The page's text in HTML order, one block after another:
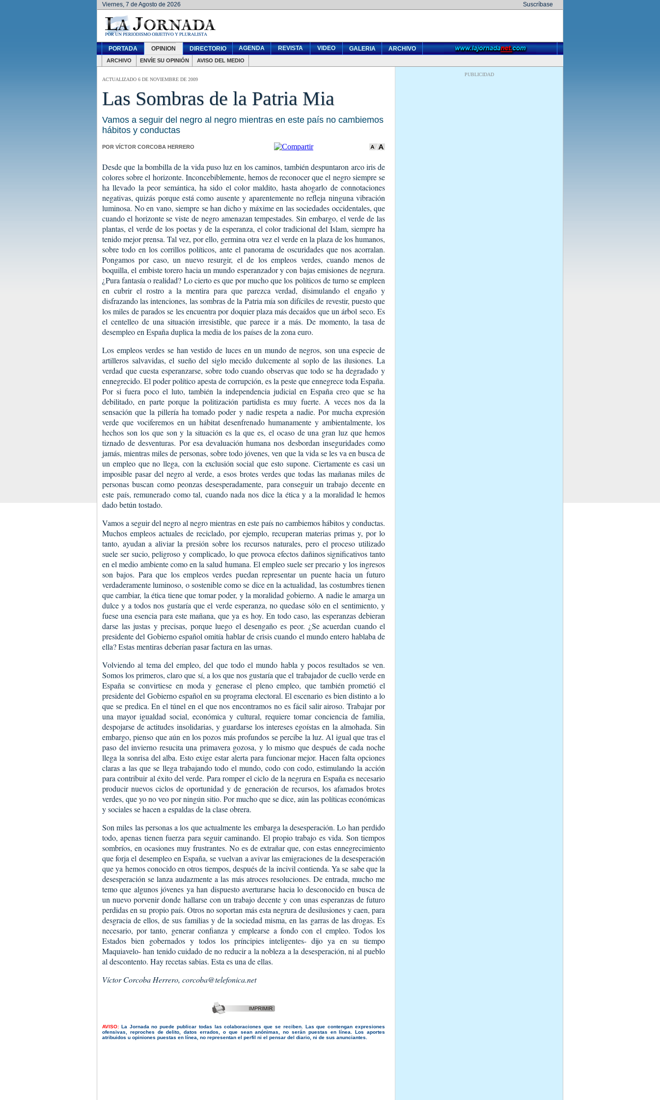
Viernes, 7 de Agosto de 2026 Suscríbase
PORTADA OPINION DIRECTORIO AGENDA REVISTA VIDEO GALERIA ARCHIVO
ARCHIVO ENVÍE SU OPINIÓN AVISO DEL MEDIO
PUBLICIDAD
ACTUALIZADO 6 DE NOVIEMBRE DE 2009
Las Sombras de la Patria Mia
Vamos a seguir del negro al negro mientras en este país no cambiemos
hábitos y conductas
POR VÍCTOR CORCOBA HERRERO
Desde que la bombilla de la vida puso luz en los caminos, también despuntaron arco iris de
colores sobre el horizonte. Inconcebiblemente, hemos de reconocer que el negro siempre se
ha llevado la peor semántica, ha sido el color maldito, hasta ahogarlo de connotaciones
negativas, quizás porque está como ausente y aparentemente no refleja ninguna vibración
luminosa. No en vano, siempre se han dicho y máxime en las sociedades occidentales, que
cuando el horizonte se viste de negro amenazan tempestades. Sin embargo, el verde de las
plantas, el verde de los poetas y de la esperanza, el color tradicional del Islam, siempre ha
tenido mejor prensa. Tal vez, por ello, germina otra vez el verde en la plaza de los humanos,
sobre todo en los corrillos políticos, ante el panorama de oscuridades que nos acorralan.
Pongamos por caso, un nuevo resurgir, el de los empleos verdes, cuando menos de
boquilla, el embiste torero hacia un mundo esperanzador y con bajas emisiones de negrura.
¿Pura fantasía o realidad? Lo cierto es que por mucho que los políticos de turno se empleen
en cubrir el rostro a la mentira para que parezca verdad, disimulando el engaño y
disfrazando las intenciones, las sombras de la Patria mía son difíciles de revestir, puesto que
los miles de parados se les encuentra por doquier plaza más decaídos que un árbol seco. Es
el centelleo de una situación irresistible, que parece ir a más. De momento, la tasa de
desempleo en España duplica la media de los países de la zona euro.
Los empleos verdes se han vestido de luces en un mundo de negros, son una especie de
artilleros salvavidas, el sueño del siglo mecido dulcemente al soplo de las ilusiones. La
verdad que cuesta esperanzarse, sobre todo cuando observas que todo se ha degradado y
ennegrecido. El poder político apesta de corrupción, es la peste que ennegrece toda España.
Por si fuera poco el luto, también la independencia judicial en España creo que se ha
debilitado, en parte porque la politización partidista es muy fuerte. A veces nos da la
sensación que la pillería ha tomado poder y nadie respeta a nadie. Por mucha expresión
verde que vociferemos en un hábitat desenfrenado humanamente y ambientalmente, los
hechos son los que son y la situación es la que es, el ocaso de una gran luz que hemos
tiznado de desventuras. Por esa devaluación humana nos desbordan inseguridades como
jamás, mientras miles de personas, sobre todo jóvenes, ven que la vida se les va en busca de
un empleo que no llega, con la exclusión social que esto supone. Ciertamente es casi un
imposible pasar del negro al verde, a esos brotes verdes que todas las mañanas miles de
personas buscan como peonzas desesperadamente, para conseguir un trabajo decente en
este país, remunerado como tal, cuando nada nos dice la ética y a la moralidad le hemos
dado betún tostado.
Vamos a seguir del negro al negro mientras en este país no cambiemos hábitos y conductas.
Muchos empleos actuales de reciclado, por ejemplo, recuperan materias primas y, por lo
tanto, ayudan a aliviar la presión sobre los recursos naturales, pero el proceso utilizado
suele ser sucio, peligroso y complicado, lo que provoca efectos dañinos significativos tanto
en el medio ambiente como en la salud humana. El empleo suele ser precario y los ingresos
son bajos. Para que los empleos verdes puedan representar un puente hacia un futuro
verdaderamente luminoso, o sostenible como se dice en la actualidad, las costumbres tienen
que cambiar, la ética tiene que tomar poder, y la moralidad gobierno. A nadie le amarga un
dulce y a todos nos gustaría que el verde esperanza, no quedase sólo en el sentimiento, y
fuese una esencia para este mañana, que ya es hoy. En todo caso, las esperanzas debieran
darse las justas y precisas, porque luego el desengaño es peor. ¿Se acuerdan cuando el
presidente del Gobierno español omitía hablar de crisis cuando el mundo entero hablaba de
ella? Estas mentiras deberían pasar factura en las urnas.
Volviendo al tema del empleo, del que todo el mundo habla y pocos resultados se ven.
Somos los primeros, claro que sí, a los que nos gustaría que el trabajador de cuello verde en
España se convirtiese en moda y generase el pleno empleo, que también prometió el
presidente del Gobierno español en su programa electoral. El escenario es bien distinto a lo
que se predica. En el túnel en el que nos encontramos no es fácil salir airoso. Trabajar por
una mayor igualdad social, económica y cultural, requiere tomar conciencia de familia,
despojarse de actitudes insolidarias, y guardarse los intereses egoístas en la almohada. Sin
embargo, pienso que aún en los pozos más profundos se percibe la luz. Al igual que tras el
paso del invierno resucita una primavera gozosa, y lo mismo que después de cada noche
llega la sonrisa del alba. Esto exige estar alerta para funcionar mejor. Hacen falta opciones
claras a las que se llega trabajando todo el mundo, codo con codo, estimulando la acción
para contribuir al éxito del verde. Para romper el ciclo de la negrura en España es necesario
producir nuevos ciclos de oportunidad y de generación de recursos, los afamados brotes
verdes, que yo no veo por ningún sitio. Por mucho que se dice, aún las políticas económicas
y sociales se hacen a espaldas de la clase obrera.
Son miles las personas a los que actualmente les embarga la desesperación. Lo han perdido
todo, apenas tienen fuerza para seguir caminando. El propio trabajo es vida. Son tiempos
sombríos, en ocasiones muy frustrantes. No es de extrañar que, con estas ennegrecimiento
que forja el desempleo en España, se vuelvan a avivar las emigraciones de la desesperación
que ya hemos conocido en otros tiempos, después de la incivil contienda. Ya se sabe que la
desesperación se lanza audazmente a las más atroces resoluciones. De entrada, mucho me
temo que algunos jóvenes ya han dispuesto averturarse hacia lo desconocido en busca de
un nuevo porvenir donde hallarse con un trabajo decente y con unas esperanzas de futuro
perdidas en su propio país. Otros no soportan más esta negrura de desilusiones y caen, para
desgracia de ellos, de sus familias y de la sociedad misma, en las garras de las drogas. Es
necesario, por tanto, generar confianza y emplearse a fondo con el empleo. Todos los
Estados bien gobernados y todos los príncipies inteligentes- dijo ya en su tiempo
Maquiavelo- han tenido cuidado de no reducir a la nobleza a la desesperación, ni al pueblo
al descontento. Hay recetas sabias. Esta es una de ellas.
Víctor Corcoba Herrero, corcoba@telefonica.net
AVISO: La Jornada no puede publicar todas las colaboraciones que se reciben. Las que contengan expresiones
ofensivas, reproches de delito, datos errados, o que sean anónimas, no serán puestas en línea. Los aportes
atribuidos u opiniones puestas en línea, no representan el perfil ni el pensar del diario, ni de sus anunciantes.